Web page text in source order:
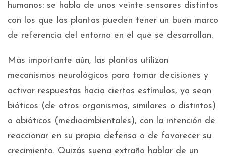
humanos: se habla de unos veinte sensores distintos
con los que las plantas pueden tener un buen marco
de referencia del entorno en el que se desarrollan.
Más importante aún, las plantas utilizan
mecanismos neurológicos para tomar decisiones y
activar respuestas hacia ciertos estímulos, ya sean
bióticos (de otros organismos, similares o distintos)
o abióticos (medioambientales), con la intención de
reaccionar en su propia defensa o de favorecer su
crecimiento. Quizás suena extraño hablar de un